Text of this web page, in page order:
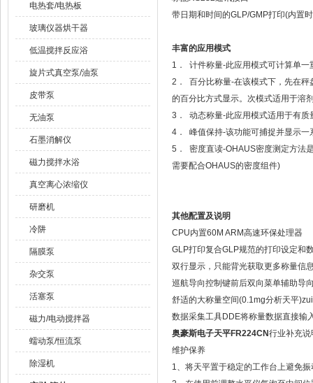
电热套/电热板
玻璃仪器烘干器
低温搅拌反应浴
旋片式真空泵/油泵
皮带泵
无油泵
石墨消解仪
磁力搅拌水浴
真空离心浓缩仪
研磨机
冷阱
隔膜泵
杂交泵
活塞泵
磁力/电动搅拌器
蠕动泵/恒流泵
除湿机
带日期和时间的GLP/GMP打印(内置
丰富的应用模式
1． 计件称量-此应用模式可计算单
2． 百分比称量-在该模式下，先在秤
的百分比方式显示。次模式适用于溶
3． 动态称量-此应用模式适用于有质
4． 峰值保持-该功能可捕捉并显示一
5． 密度直读-OHAUS密度测定方法
需要配合OHAUS的密度组件)
其他配置及说明
CPU内置60M ARM高速环保处理器
GLP打印复合GLP规范的打印设定和
双行显示，只能背光获取更多称量信
巡航导向控制键前后双向菜单辅助导
舒适的大称量空间(0.1mg分析天平
数据采集工具DDE将称量数据直接输
奥豪斯电子天平FR224CN行业补充说
维护保养
1、将天平置于稳定的工作台上避免